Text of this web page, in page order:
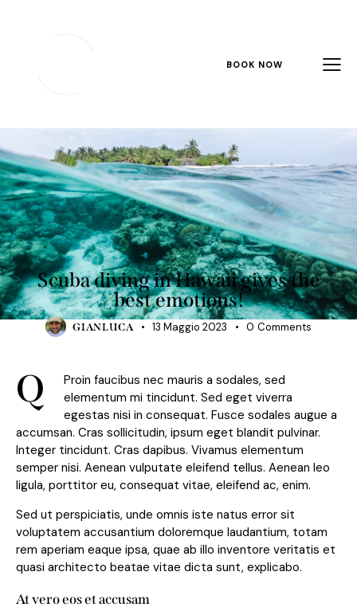
BOOK NOW
TRAVELING
Scuba diving in Hawaii gives the
best emotions!
GIANLUCA 13 Maggio 2023 0 Comments
Q
Proin faucibus nec mauris a sodales, sed
elementum mi tincidunt. Sed eget viverra
egestas nisi in consequat. Fusce sodales augue a
accumsan. Cras sollicitudin, ipsum eget blandit pulvinar.
Integer tincidunt. Cras dapibus. Vivamus elementum
semper nisi. Aenean vulputate eleifend tellus. Aenean leo
ligula, porttitor eu, consequat vitae, eleifend ac, enim.
Sed ut perspiciatis, unde omnis iste natus error sit
voluptatem accusantium doloremque laudantium, totam
rem aperiam eaque ipsa, quae ab illo inventore veritatis et
quasi architecto beatae vitae dicta sunt, explicabo.
At vero eos et accusam